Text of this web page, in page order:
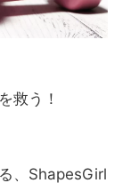
救う！
、ShapesGirl